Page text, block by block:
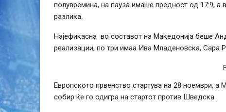
полувремина, на пауза имаше предност од 17:9,
разлика.
Најефикасна во составот на Македонија беше
реализации, по три имаа Ива Младеновска, Сара
Европското првенство стартува на 28 ноември, а
собир ќе го одигра на стартот против Шведска.